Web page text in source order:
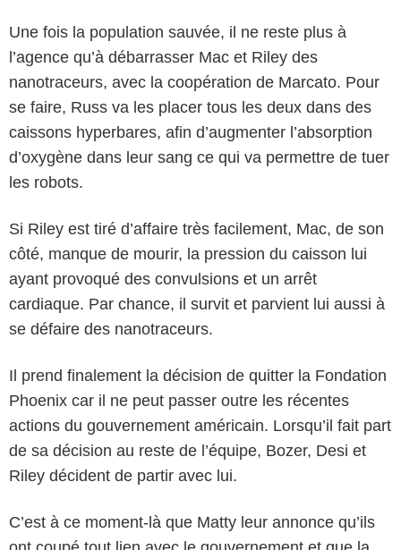
Une fois la population sauvée, il ne reste plus à
l’agence qu’à débarrasser Mac et Riley des
nanotraceurs, avec la coopération de Marcato. Pour
se faire, Russ va les placer tous les deux dans des
caissons hyperbares, afin d’augmenter l’absorption
d’oxygène dans leur sang ce qui va permettre de tuer
les robots.
Si Riley est tiré d’affaire très facilement, Mac, de son
côté, manque de mourir, la pression du caisson lui
ayant provoqué des convulsions et un arrêt
cardiaque. Par chance, il survit et parvient lui aussi à
se défaire des nanotraceurs.
Il prend finalement la décision de quitter la Fondation
Phoenix car il ne peut passer outre les récentes
actions du gouvernement américain. Lorsqu’il fait part
de sa décision au reste de l’équipe, Bozer, Desi et
Riley décident de partir avec lui.
C’est à ce moment-là que Matty leur annonce qu’ils